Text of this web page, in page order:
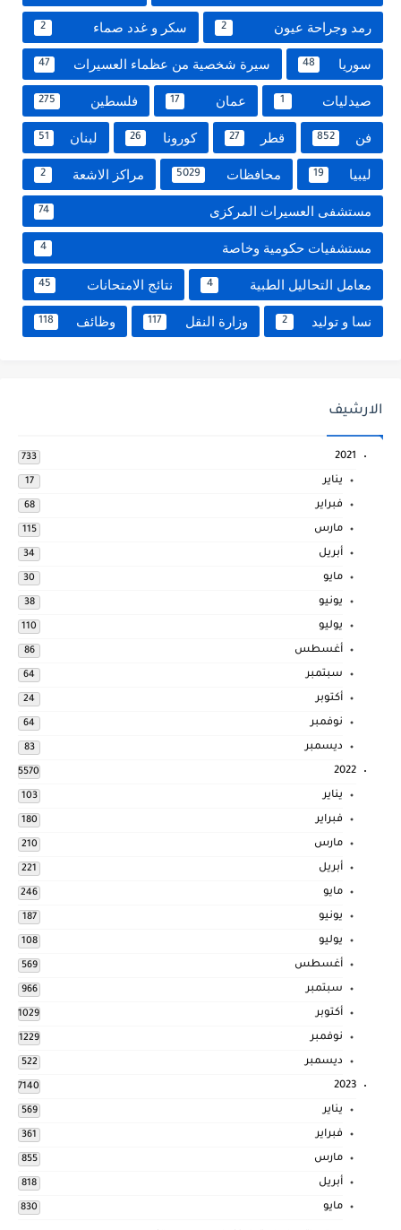
رمد وجراحة عيون 2 سكر و غدد صماء 2
سوريا 48 سيرة شخصية من عظماء العسيرات 47
صيدليات 1 عمان 17 فلسطين 275
فن 852 قطر 27 كورونا 26 لبنان 51
ليبيا 19 محافظات 5029 مراكز الاشعة 2
مستشفى العسيرات المركزى 74
مستشفيات حكومية وخاصة 4
معامل التحاليل الطبية 4 نتائج الامتحانات 45
نسا و توليد 2 وزارة النقل 117 وظائف 118
الارشيف
2021
733
يناير 17
فبراير 68
مارس 115
أبريل 34
مايو 30
يونيو 38
يوليو 110
أغسطس 86
سبتمبر 64
أكتوبر 24
نوفمبر 64
ديسمبر 83
2022
5570
يناير 103
فبراير 180
مارس 210
أبريل 221
مايو 246
يونيو 187
يوليو 108
أغسطس 569
سبتمبر 966
أكتوبر 1029
نوفمبر 1229
ديسمبر 522
2023
7140
يناير 569
فبراير 361
مارس 855
أبريل 818
مايو 830